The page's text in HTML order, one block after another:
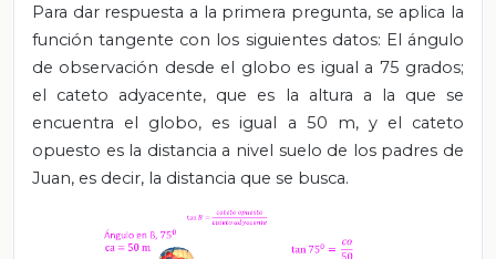
Para dar respuesta a la primera pregunta, se aplica la
función tangente con los siguientes datos: El ángulo
de observación desde el globo es igual a 75 grados;
el cateto adyacente, que es la altura a la que se
encuentra el globo, es igual a 50 m, y el cateto
opuesto es la distancia a nivel suelo de los padres de
Juan, es decir, la distancia que se busca.